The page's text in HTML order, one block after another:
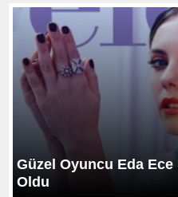
Güzel Oyuncu Eda
Oldu